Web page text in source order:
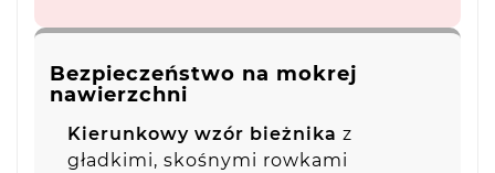
Bezpieczeństwo na mokrej
nawierzchni
Kierunkowy wzór bieżnika z
gładkimi, skośnymi rowkami